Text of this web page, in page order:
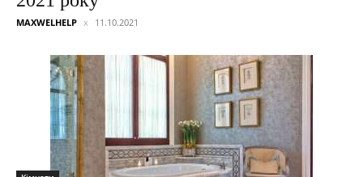
MAXWELHELP 11.10.2021